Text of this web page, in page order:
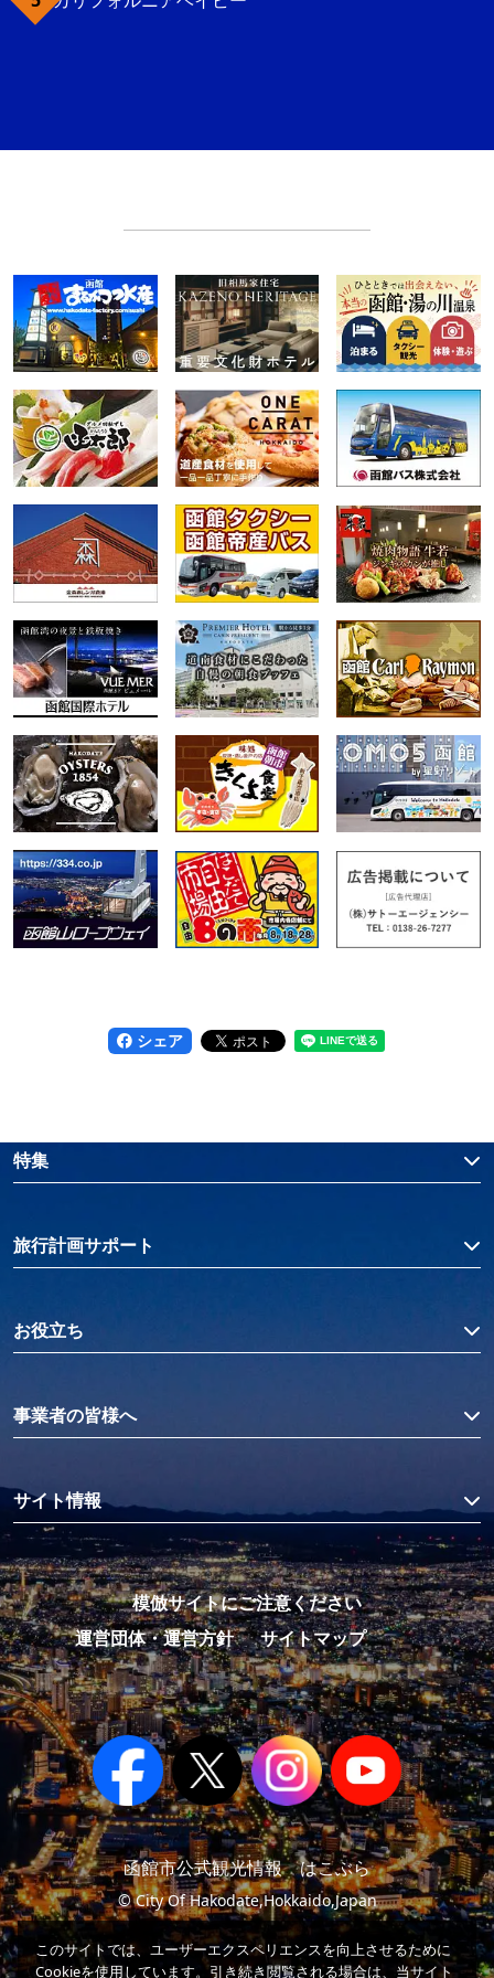
シェア
特集
旅行計画サポート
お役立ち
事業者の皆様へ
サイト情報
模倣サイトにご注意ください
運営団体・運営方針
サイトマップ
函館市公式観光情報 はこぶら
© City Of Hakodate,Hokkaido,Japan
このサイトでは、ユーザーエクスペリエンスを向上させるために
Cookieを使用しています。引き続き閲覧される場合は、当サイト